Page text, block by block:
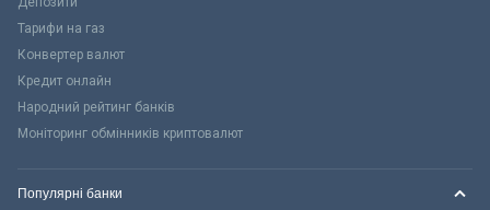
Тарифи на газ
Конвертер валют
Кредит онлайн
Народний рейтинг банків
Моніторинг обмінників криптовалют
Популярні банки